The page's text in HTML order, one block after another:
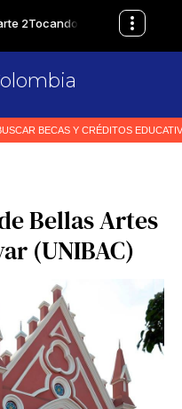
Bellas Artes
(UNIBAC)